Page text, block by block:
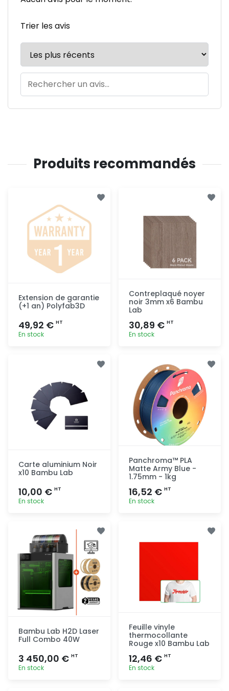
Trier les avis
Produits recommandés
Extension de garantie
(+1 an) Polyfab3D
49,92 € HT
En stock
Contreplaqué noyer
noir 3mm x6 Bambu
Lab
30,89 € HT
En stock
rapide
Carte aluminium Noir
x10 Bambu Lab
10,00 € HT
En stock
rapide
Panchroma™ PLA
Matte Army Blue -
1.75mm - 1kg
16,52 € HT
En stock
Bambu Lab H2D Laser
Full Combo 40W
3 450,00 € HT
En stock
Feuille vinyle
thermocollante
Rouge x10 Bambu Lab
12,46 € HT
En stock